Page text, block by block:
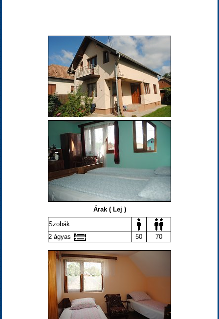
Árak ( Lej )
Szobák
2 ágyas
50 70